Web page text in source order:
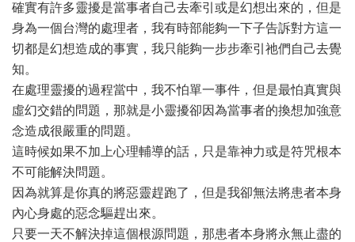
確實有許多靈擾是當事者自己去牽引或是幻想出來的，但是
身為一個台灣的處理者，我有時部能夠一下子告訴對方這一
切都是幻想造成的事實，我只能夠一步步牽引祂們自己去覺
知。
在處理靈擾的過程當中，我不怕單一事件，但是最怕真實與
虛幻交錯的問題，那就是小靈擾卻因為當事者的換想加強意
念造成很嚴重的問題。
這時候如果不加上心理輔導的話，只是靠神力或是符咒根本
不可能解決問題。
因為就算是你真的將惡靈趕跑了，但是我卻無法將患者本身
內心身處的惡念驅趕出來。
只要一天不解決掉這個根源問題，那患者本身將永無止盡的